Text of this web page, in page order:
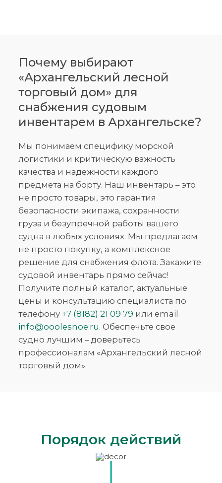
Почему выбирают
«Архангельский лесной
торговый дом» для
снабжения судовым
инвентарем в Архангельске?
Мы понимаем специфику морской
логистики и критическую важность
качества и надежности каждого
предмета на борту. Наш инвентарь – это
не просто товары, это гарантия
безопасности экипажа, сохранности
груза и безупречной работы вашего
судна в любых условиях. Мы предлагаем
не просто покупку, а комплексное
решение для снабжения флота. Закажите
судовой инвентарь прямо сейчас!
Получите полный каталог, актуальные
цены и консультацию специалиста по
телефону+7 (8182) 21 09 79 или email
info@ooolesnoe.ru. Обеспечьте свое
судно лучшим – доверьтесь
профессионалам «Архангельский лесной
торговый дом».
Порядок действий